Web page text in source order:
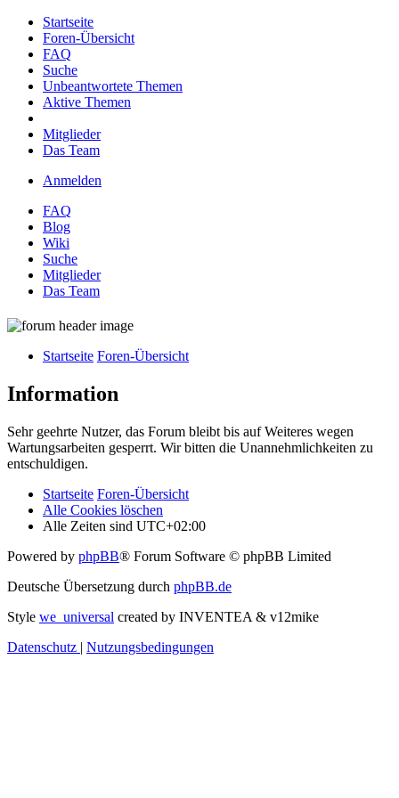
Startseite
Foren-Übersicht
FAQ
Suche
Unbeantwortete Themen
Aktive Themen
Mitglieder
Das Team
Anmelden
FAQ
Blog
Wiki
Suche
Mitglieder
Das Team
Startseite Foren-Übersicht
Information
Sehr geehrte Nutzer, das Forum bleibt bis auf Weiteres wegen
Wartungsarbeiten gesperrt. Wir bitten die Unannehmlichkeiten zu
entschuldigen.
Startseite Foren-Übersicht
Alle Cookies löschen
Alle Zeiten sind UTC+02:00
Powered by phpBB® Forum Software © phpBB Limited
Deutsche Übersetzung durch phpBB.de
Style we_universal created by INVENTEA & v12mike
Datenschutz | Nutzungsbedingungen